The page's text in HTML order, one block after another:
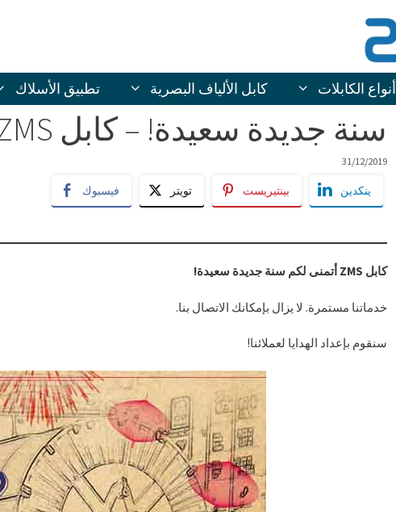
أنواع الكابلات كابل الألياف البصرية تطبيق الأسلاك
سنة جديدة سعيدة! – كابل ZMS
31/12/2019
فيسبوك تويتر بينتيريست ينكدين
كابل ZMS أتمنى لكم سنة جديدة سعيدة!
خدماتنا مستمرة. لا يزال بإمكانك الاتصال بنا.
سنقوم بإعداد الهدايا لعملائنا!